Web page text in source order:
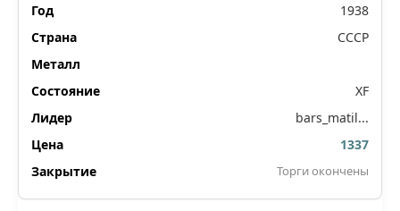
1938
СССР
XF
bars_matil...
1337
Торги окончены